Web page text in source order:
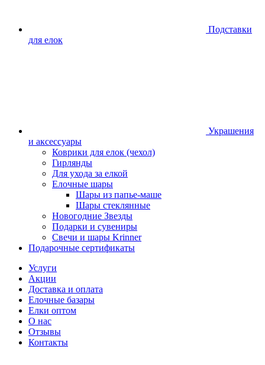
Подставки
для елок
Украшения
и аксессуары
Коврики для елок (чехол)
Гирлянды
Для ухода за елкой
Елочные шары
Шары из папье-маше
Шары стеклянные
Новогодние Звезды
Подарки и сувениры
Свечи и шары Krinner
Подарочные сертификаты
Услуги
Акции
Доставка и оплата
Елочные базары
Елки оптом
О нас
Отзывы
Контакты